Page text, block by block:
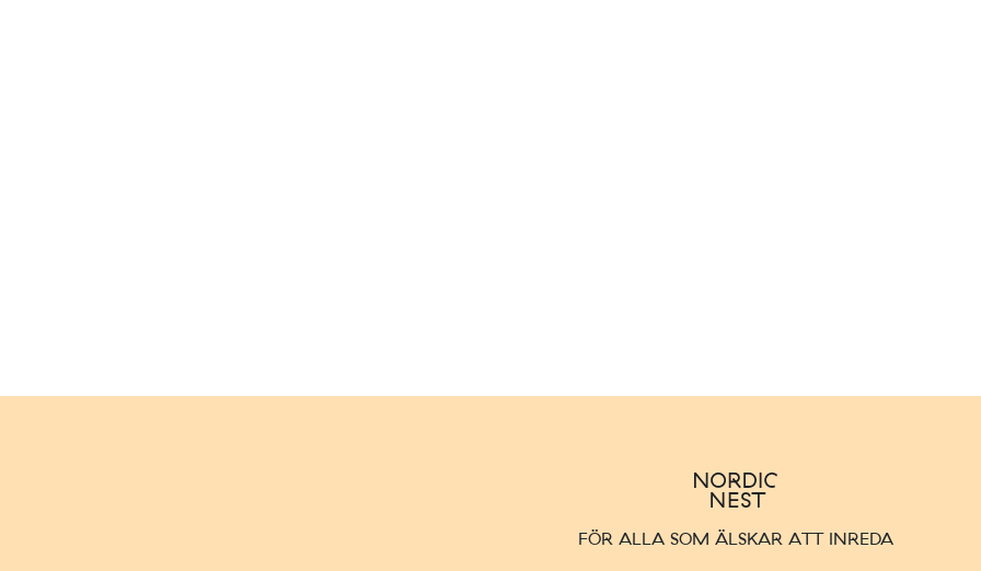
FÖR ALLA SOM ÄLSKAR ATT INREDA